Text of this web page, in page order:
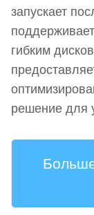
запускает
гибким
решение для